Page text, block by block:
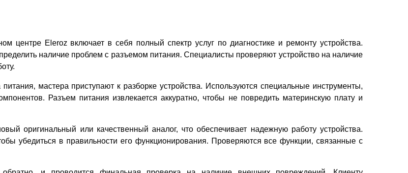
центре Eleroz включает в себя полный спектр услуг по диагностике и ремонту устройства.
наличие проблем с разъемом питания. Специалисты проверяют устройство на наличие
мастера приступают к разборке устройства. Используются специальные инструменты,
Разъем питания извлекается аккуратно, чтобы не повредить материнскую плату и
оригинальный или качественный аналог, что обеспечивает надежную работу устройства.
убедиться в правильности его функционирования. Проверяются все функции, связанные с